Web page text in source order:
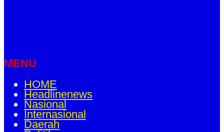
MENU
HOME
Headlinenews
Nasional
Internasional
Daerah